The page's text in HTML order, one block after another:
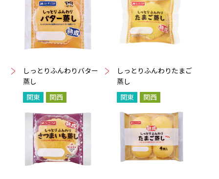
しっとりふんわりバター
蒸し
関東
関西
しっとりふんわりたまご
蒸し
関東
関西